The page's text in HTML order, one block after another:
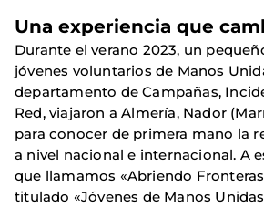
Una experiencia que
Durante el verano 2023, un
jóvenes voluntarios de Manos
departamento de Campañas,
Red, viajaron a Almería, Nador
para conocer de primera mano la
a nivel nacional e internacional. A
que llamamos «Abriendo
titulado «Jóvenes de Manos